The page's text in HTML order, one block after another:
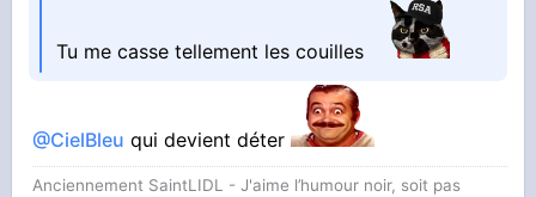
Tu me casse tellement les couilles
@CielBleu qui devient déter
Anciennement SaintLIDL - J'aime l’humour noir, soit pas